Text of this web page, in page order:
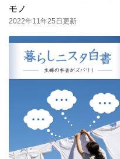
モノ
2022年11年25日更新